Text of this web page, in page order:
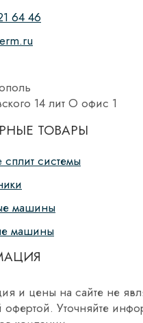
64 46
14 лит О офис 1
ТОВАРЫ
системы
машины
машины
и цены на сайте не
офертой. Уточняйте